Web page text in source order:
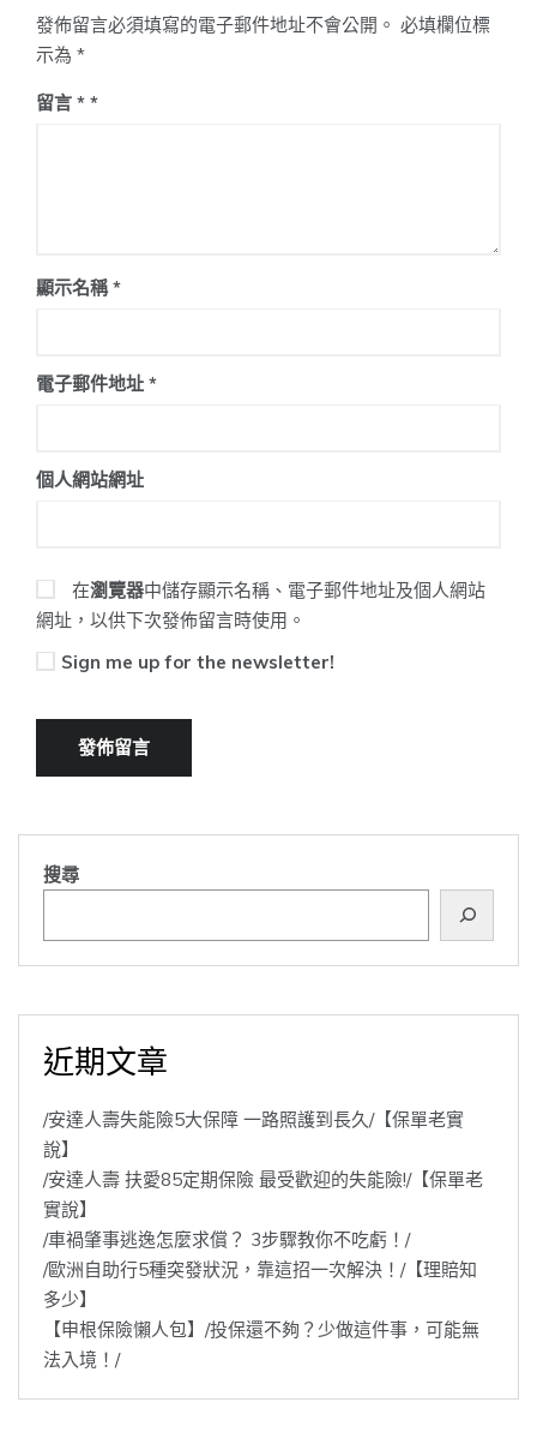
發佈留言必須填寫的電子郵件地址不會公開。 必填欄位標
示為 *
留言 *
顯示名稱*
電子郵件地址 *
個人網站網址
在瀏覽器中儲存顯示名稱、電子郵件地址及個人網站
網址，以供下次發佈留言時使用。
Sign me up for the newsletter!
搜尋
近期文章
/安達人壽失能險5大保障 一路照護到長久/【保單老實
說】
/安達人壽 扶愛85定期保險 最受歡迎的失能險!/【保單老
實說】
/車禍肇事逃逸怎麼求償？ 3步驟教你不吃虧！/
/歐洲自助行5種突發狀況，靠這招一次解決！/【理賠知
多少】
【申根保險懶人包】/投保還不夠？少做這件事，可能無
法入境！/